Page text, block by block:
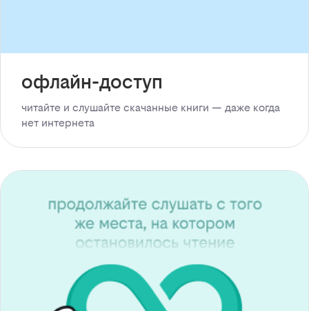
офлайн-доступ
читайте и слушайте скачанные книги — даже когда
нет интернета